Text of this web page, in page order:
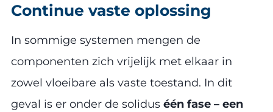
Continue vaste oplossing
In sommige systemen mengen de
componenten zich vrijelijk met elkaar in
zowel vloeibare als vaste toestand. In dit
geval is er onder de solidus één fase – een